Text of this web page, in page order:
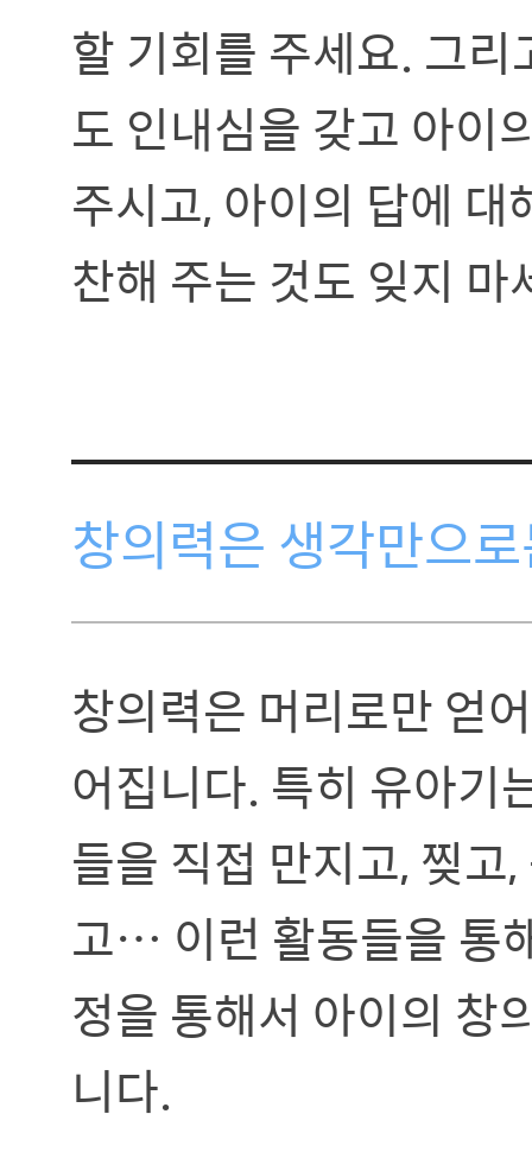
할 기회를 주세요. 그
도 인내심을 갖고 아이
주시고, 아이의 답에
찬해 주는 것도 잊지 마
창의력은 생각만으
창의력은 머리로만 얻
어집니다. 특히 유아기
들을 직접 만지고, 찢고
고… 이런 활동들을 통
정을 통해서 아이의 창
니다.